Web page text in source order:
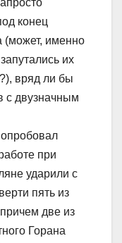
конец
(может, именно
их
вряд ли бы
с двузначным
при
ударили с
пять из
две из
Горана